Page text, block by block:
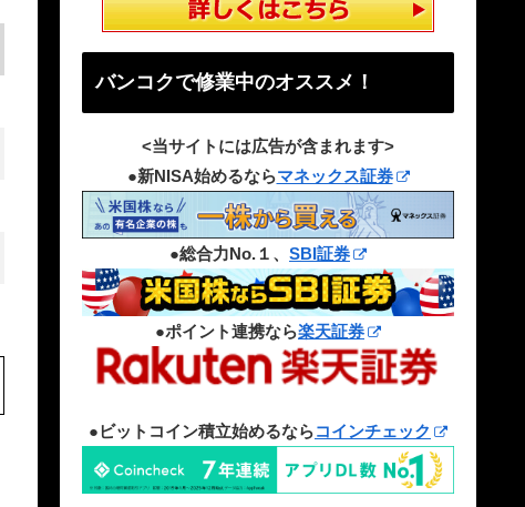
バンコクで修業中のオススメ！
<当サイトには広告が含まれます>
●新NISA始めるならマネックス証券
●総合力No.１、 SBI証券
●ポイント連携なら楽天証券
●ビットコイン積立始めるならコインチェック